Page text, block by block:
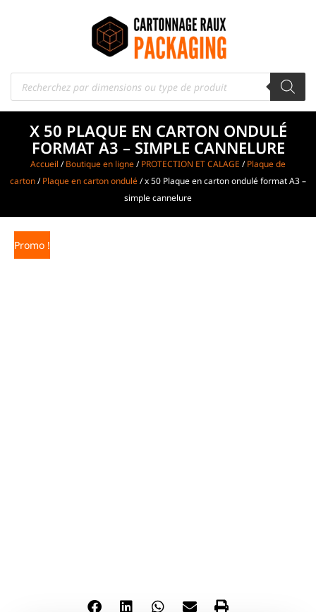
X 50 PLAQUE EN CARTON ONDULÉ
FORMAT A3 – SIMPLE CANNELURE
Accueil /Boutique en ligne/PROTECTION ET CALAGE /Plaque de
carton/Plaque en carton ondulé/ x 50 Plaque en carton ondulé format A3 –
simple cannelure
Promo !